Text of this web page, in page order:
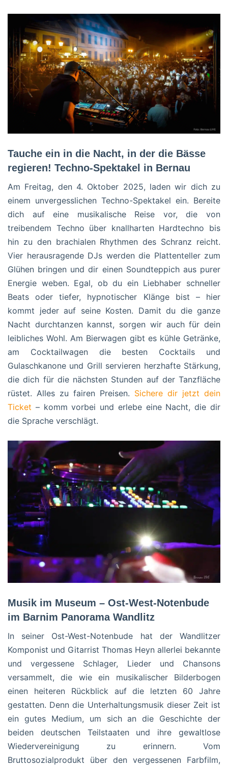
Tauche ein in die Nacht, in der die Bässe
regieren! Techno-Spektakel in Bernau
Am Freitag, den 4. Oktober 2025, laden wir dich zu
einem unvergesslichen Techno-Spektakel ein. Bereite
dich auf eine musikalische Reise vor, die von
treibendem Techno über knallharten Hardtechno bis
hin zu den brachialen Rhythmen des Schranz reicht.
Vier herausragende DJs werden die Plattenteller zum
Glühen bringen und dir einen Soundteppich aus purer
Energie weben. Egal, ob du ein Liebhaber schneller
Beats oder tiefer, hypnotischer Klänge bist – hier
kommt jeder auf seine Kosten. Damit du die ganze
Nacht durchtanzen kannst, sorgen wir auch für dein
leibliches Wohl. Am Bierwagen gibt es kühle Getränke,
am Cocktailwagen die besten Cocktails und
Gulaschkanone und Grill servieren herzhafte Stärkung,
die dich für die nächsten Stunden auf der Tanzfläche
rüstet. Alles zu fairen Preisen. Sichere dir jetzt dein
Ticket – komm vorbei und erlebe eine Nacht, die dir
die Sprache verschlägt.
Musik im Museum – Ost-West-Notenbude
im Barnim Panorama Wandlitz
In seiner Ost-West-Notenbude hat der Wandlitzer
Komponist und Gitarrist Thomas Heyn allerlei bekannte
und vergessene Schlager, Lieder und Chansons
versammelt, die wie ein musikalischer Bilderbogen
einen heiteren Rückblick auf die letzten 60 Jahre
gestatten. Denn die Unterhaltungsmusik dieser Zeit ist
ein gutes Medium, um sich an die Geschichte der
beiden deutschen Teilstaaten und ihre gewaltlose
Wiedervereinigung zu erinnern. Vom
Bruttosozialprodukt über den vergessenen Farbfilm,